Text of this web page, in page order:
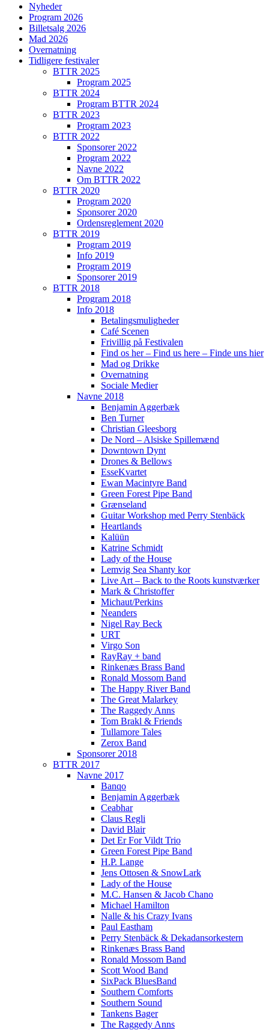
Nyheder
Program 2026
Billetsalg 2026
Mad 2026
Overnatning
Tidligere festivaler
BTTR 2025
Program 2025
BTTR 2024
Program BTTR 2024
BTTR 2023
Program 2023
BTTR 2022
Sponsorer 2022
Program 2022
Navne 2022
Om BTTR 2022
BTTR 2020
Program 2020
Sponsorer 2020
Ordensreglement 2020
BTTR 2019
Program 2019
Info 2019
Program 2019
Sponsorer 2019
BTTR 2018
Program 2018
Info 2018
Betalingsmuligheder
Café Scenen
Frivillig på Festivalen
Find os her – Find us here – Finde uns hier
Mad og Drikke
Overnatning
Sociale Medier
Navne 2018
Benjamin Aggerbæk
Ben Turner
Christian Gleesborg
De Nord – Alsiske Spillemænd
Downtown Dynt
Drones & Bellows
EsseKvartet
Ewan Macintyre Band
Green Forest Pipe Band
Grænseland
Guitar Workshop med Perry Stenbäck
Heartlands
Kalüün
Katrine Schmidt
Lady of the House
Lemvig Sea Shanty kor
Live Art – Back to the Roots kunstværker
Mark & Christoffer
Michaut/Perkins
Neanders
Nigel Ray Beck
URT
Virgo Son
RayRay + band
Rinkenæs Brass Band
Ronald Mossom Band
The Happy River Band
The Great Malarkey
The Raggedy Anns
Tom Brakl & Friends
Tullamore Tales
Zerox Band
Sponsorer 2018
BTTR 2017
Navne 2017
Banqo
Benjamin Aggerbæk
Ceabhar
Claus Regli
David Blair
Det Er For Vildt Trio
Green Forest Pipe Band
H.P. Lange
Jens Ottosen & SnowLark
Lady of the House
M.C. Hansen & Jacob Chano
Michael Hamilton
Nalle & his Crazy Ivans
Paul Eastham
Perry Stenbäck & Dekadansorkestern
Rinkenæs Brass Band
Ronald Mossom Band
Scott Wood Band
SixPack BluesBand
Southern Comforts
Southern Sound
Tankens Bager
The Raggedy Anns